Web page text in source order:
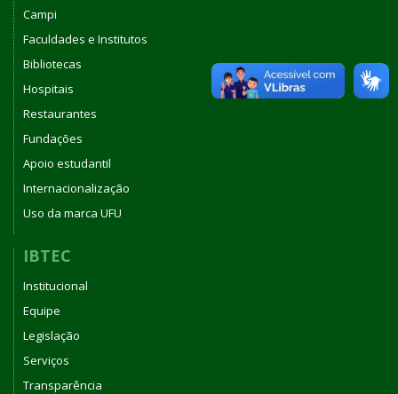
Campi
Faculdades e Institutos
Bibliotecas
Hospitais
Restaurantes
Fundações
Apoio estudantil
Internacionalização
Uso da marca UFU
IBTEC
Institucional
Equipe
Legislação
Serviços
Transparência